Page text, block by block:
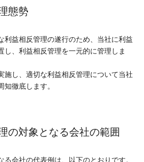
態勢
利益相反管理の遂行のため、当社に利益
し、利益相反管理を一元的に管理しま
施し、適切な利益相反管理について当社
徹底します。
の対象となる会社の範囲
会社の代表例は、以下のとおりです。